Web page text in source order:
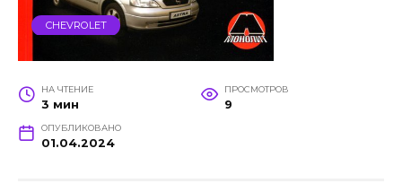
CHEVROLET
НА ЧТЕНИЕ
3 мин
ПРОСМОТРОВ
9
ОПУБЛИКОВАНО
01.04.2024